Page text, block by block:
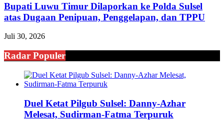
Bupati Luwu Timur Dilaporkan ke Polda Sulsel
atas Dugaan Penipuan, Penggelapan, dan TPPU
Juli 30, 2026
Radar Populer
Duel Ketat Pilgub Sulsel: Danny-Azhar
Melesat, Sudirman-Fatma Terpuruk